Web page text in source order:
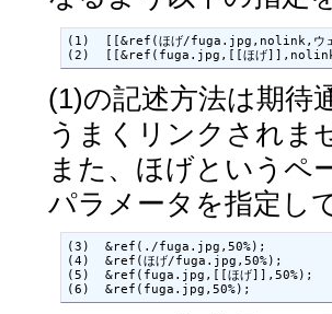
(1)  [[&ref(ほげ/fuga.jpg,nolink,ウェ
(2)  [[&ref(fuga.jpg,[[ほげ]],nolink,
(1)の記述方法は期待
うまくリンクされま
また、ほげというペ
パラメータを指定し
(3)  &ref(./fuga.jpg,50%);
(4)  &ref(ほげ/fuga.jpg,50%);
(5)  &ref(fuga.jpg,[[ほげ]],50%);
(6)  &ref(fuga.jpg,50%);